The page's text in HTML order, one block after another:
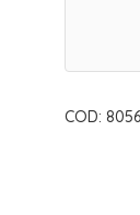
VISO
COD: